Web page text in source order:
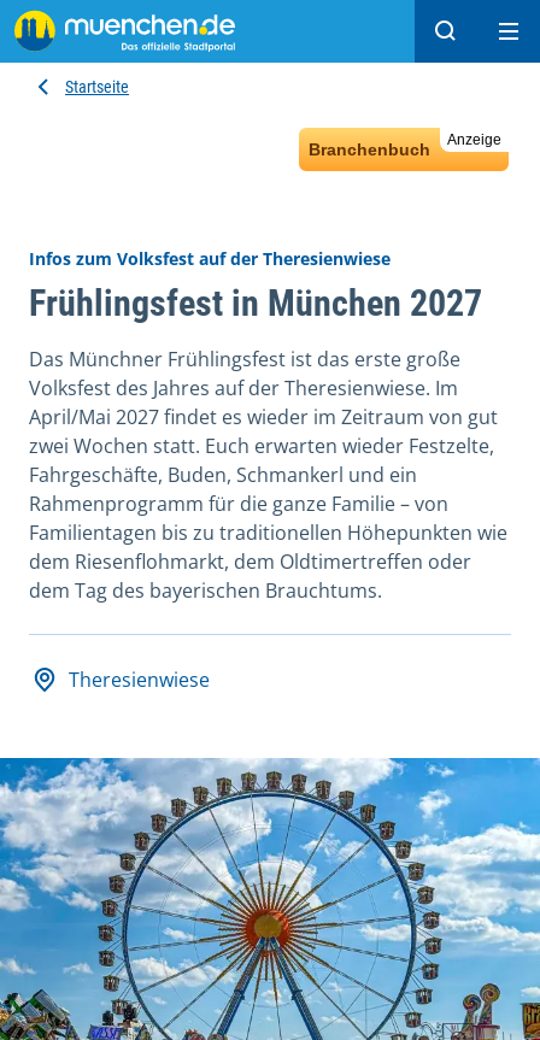
Suchen
Startseite
Anzeige
Branchenbuch
Infos zum Volksfest auf der Theresienwiese
Frühlingsfest in München 2027
Das Münchner Frühlingsfest ist das erste große
Volksfest des Jahres auf der Theresienwiese. Im
April/Mai 2027 findet es wieder im Zeitraum von gut
zwei Wochen statt. Euch erwarten wieder Festzelte,
Fahrgeschäfte, Buden, Schmankerl und ein
Rahmenprogramm für die ganze Familie – von
Familientagen bis zu traditionellen Höhepunkten wie
dem Riesenflohmarkt, dem Oldtimertreffen oder
dem Tag des bayerischen Brauchtums.
Datum und Veranstaltungsort
Theresienwiese